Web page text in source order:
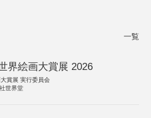
一覧
界絵画大賞展 2026
賞展 実行委員会
世界堂